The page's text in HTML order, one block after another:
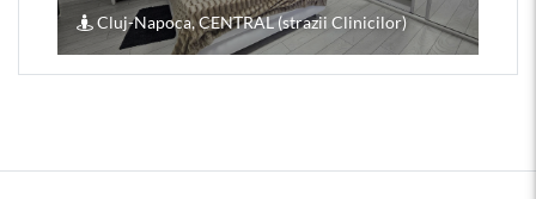
Cluj-Napoca, CENTRAL (strazii Clinicilor)